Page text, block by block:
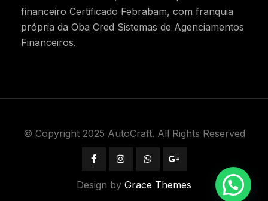
financeiro Certificado Febrabam, com franquia
própria da Oba Cred Sistemas de Agenciamentos
Financeiros.
© Copyright 2025 AutoCraft. All Rights Reserved
Design by Grace Themes